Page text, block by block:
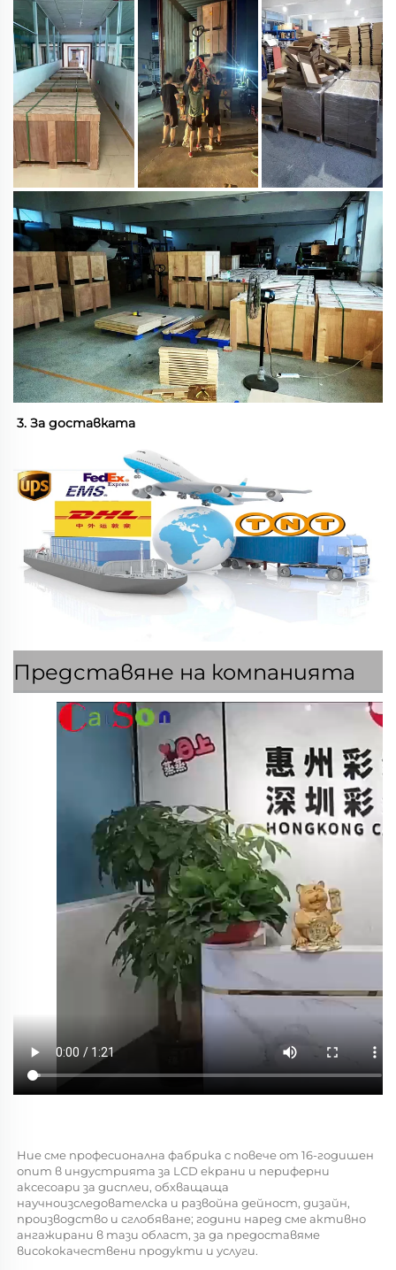
3. За доставката
Представяне на компанията
Ние сме професионална фабрика с повече от 16-годишен
опит в индустрията за LCD екрани и периферни
аксесоари за дисплеи, обхващаща
научноизследователска и развойна дейност, дизайн,
производство и сглобяване; години наред сме активно
ангажирани в тази област, за да предоставяме
висококачествени продукти и услуги.